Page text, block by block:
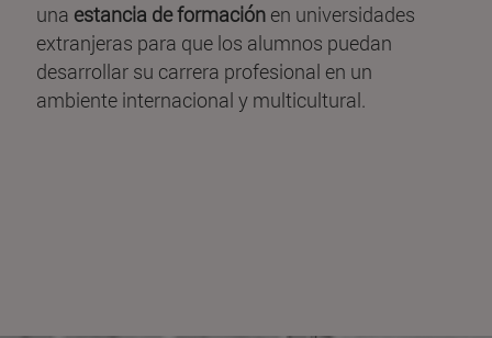
una estancia de formaciónen universidades
extranjeras para que los alumnos puedan
desarrollar su carrera profesional en un
ambiente internacional y multicultural.